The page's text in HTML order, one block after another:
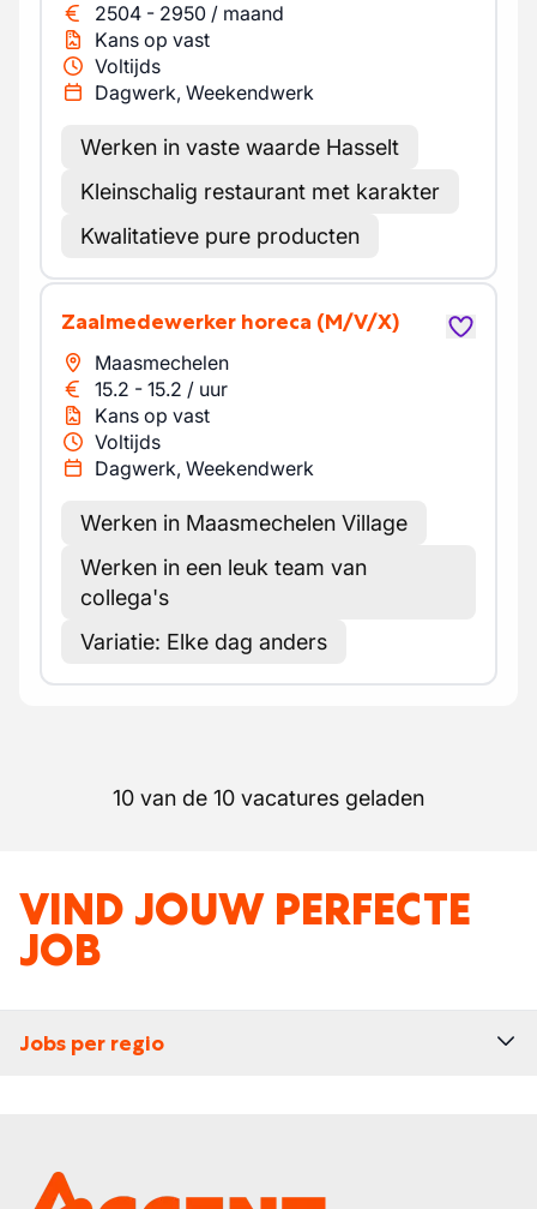
2504 - 2950 / maand
Kans op vast
Voltijds
Dagwerk, Weekendwerk
Werken in vaste waarde Hasselt
Kleinschalig restaurant met karakter
Kwalitatieve pure producten
Zaalmedewerker horeca (M/V/X)
Maasmechelen
15.2 - 15.2 / uur
Kans op vast
Voltijds
Dagwerk, Weekendwerk
Werken in Maasmechelen Village
Werken in een leuk team van
collega's
Variatie: Elke dag anders
10 van de 10 vacatures geladen
VIND JOUW PERFECTE
JOB
Jobs per regio